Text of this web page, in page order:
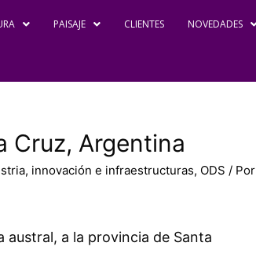
PAISAJE CLIENTES NOVEDADES
Cruz, Argentina
innovación e infraestructuras, ODS / Por
austral, a la provincia de Santa